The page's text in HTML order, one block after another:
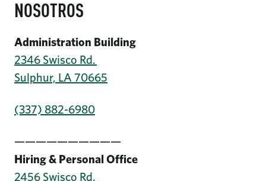
NOSOTROS
Administration Building
2346 Swisco Rd.
Sulphur, LA 70665
(337) 882-6980
——————————
Hiring & Personal Office
2456 Swisco Rd.